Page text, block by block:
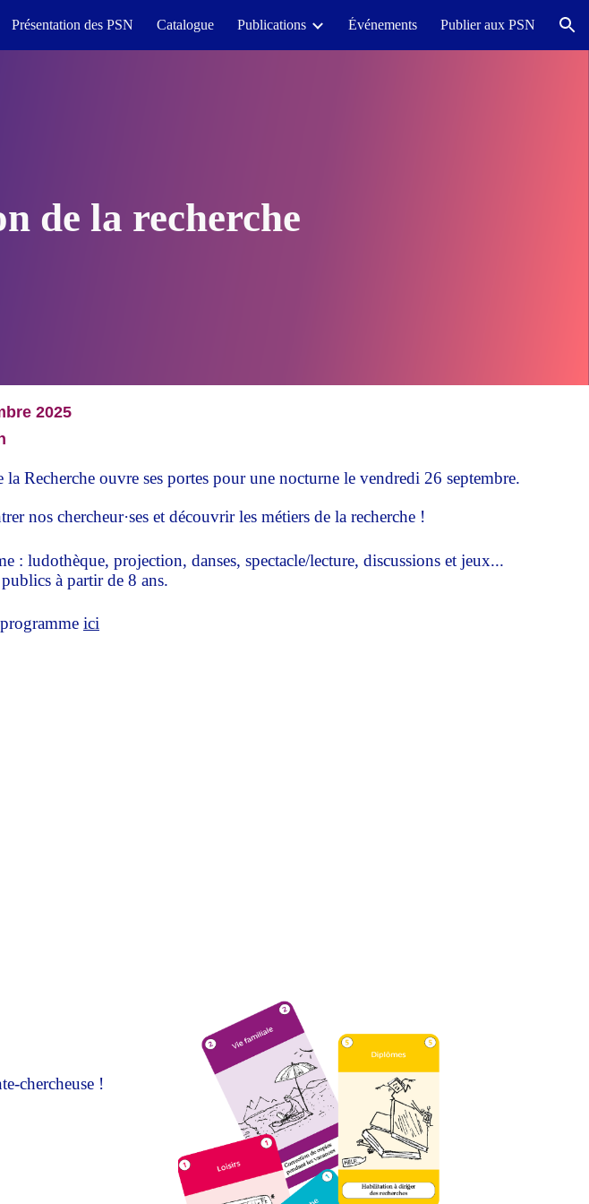
Skip to navigation
Présentation des PSN Catalogue Publications Événements Publier aux PSN
de la recherche
2025
Recherche ouvre ses portes pour une nocturne le vendredi 26 septembre.
nos chercheur·ses et découvrir les métiers de la recherche !
: ludothèque, projection, danses, spectacle/lecture, discussions et jeux...
à partir de 8 ans.
ici
chercheuse !